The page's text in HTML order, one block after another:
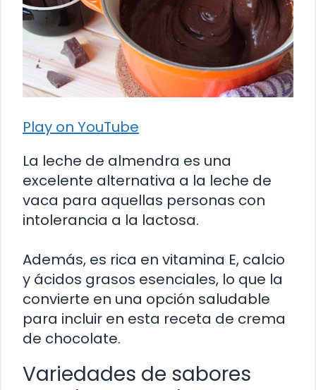
Play on YouTube
La leche de almendra es una
excelente alternativa a la leche de
vaca para aquellas personas con
intolerancia a la lactosa.
Además, es rica en vitamina E, calcio
y ácidos grasos esenciales, lo que la
convierte en una opción saludable
para incluir en esta receta de crema
de chocolate.
Variedades de sabores